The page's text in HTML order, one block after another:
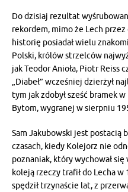
Do dzisiaj rezultat
rekordem, mimo że Lech
historię posiadał wielu
Polski, królów strzelców
jak Teodor Anioła, Piotr Reiss
„Diabeł” wcześniej dzierżył
tym jak zdobył sześć bramek
Bytom, wygranej w sierpniu
Sam Jakubowski jest postacią
czasach, kiedy Kolejorz nie
poznaniak, który wychował
koleją rzeczy trafił do Lecha w
spędził trzynaście lat, z